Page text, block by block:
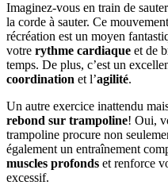
Imaginez-vous en train de
la corde à sauter. Ce
récréation est un moyen
votre rythme cardiaque et de
temps. De plus, c’est un
coordination et l’agilité.
Un autre exercice inattendu
rebond sur trampoline! Oui,
trampoline procure non
également un entraînement
muscles profonds et renforce
excessif.